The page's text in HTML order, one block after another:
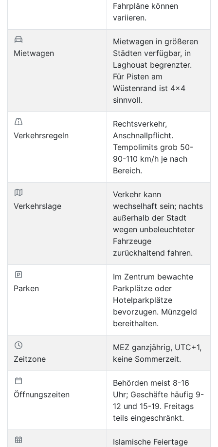
Fahrpläne können
variieren.
Mietwagen
Mietwagen in größeren
Städten verfügbar, in
Laghouat begrenzter.
Für Pisten am
Wüstenrand ist 4x4
sinnvoll.
Verkehrsregeln
Rechtsverkehr,
Anschnallpflicht.
Tempolimits grob 50-
90-110 km/h je nach
Bereich.
Verkehrslage
Verkehr kann
wechselhaft sein; nachts
außerhalb der Stadt
wegen unbeleuchteter
Fahrzeuge
zurückhaltend fahren.
Parken
Im Zentrum bewachte
Parkplätze oder
Hotelparkplätze
bevorzugen. Münzgeld
bereithalten.
Zeitzone
MEZ ganzjährig, UTC+1,
keine Sommerzeit.
Öffnungszeiten
Behörden meist 8-16
Uhr; Geschäfte häufig 9-
12 und 15-19. Freitags
teils eingeschränkt.
Islamische Feiertage